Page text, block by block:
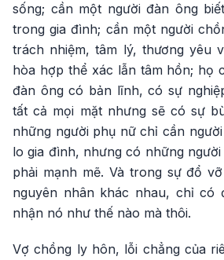
sống; cần một người đàn ông
trong gia đình; cần một người
trách nhiệm, tâm lý, thương yêu
hòa hợp thể xác lẫn tâm hồn; họ
đàn ông có bản lĩnh, có sự
tất cả mọi mặt nhưng sẽ có sự
những người phụ nữ chỉ cần
lo gia đình, nhưng có những
phải mạnh mẽ. Và trong sự đổ
nguyên nhân khác nhau, chỉ có
nhận nó như thế nào mà thôi.
Vợ chồng ly hôn, lỗi chẳng của